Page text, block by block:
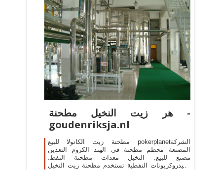
هر زيت النخيل مطحنة -
goudenriksja.nl
مطحنة زيت الكانولا للبيع pokerplanetالشركة
المصنعة محطم مطحنة في الهند الكروم التعدين
مصنع للبيع. النخيل معدات مطحنة النفط.
الهيدروكربونات النفطية تستخدم مطحنة زيت النخيل